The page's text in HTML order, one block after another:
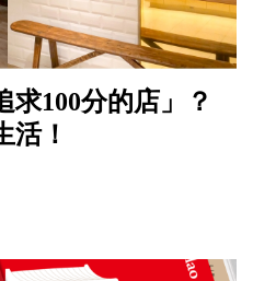
求100分的店」？
活！